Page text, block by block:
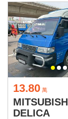
13.80 萬
DELICA